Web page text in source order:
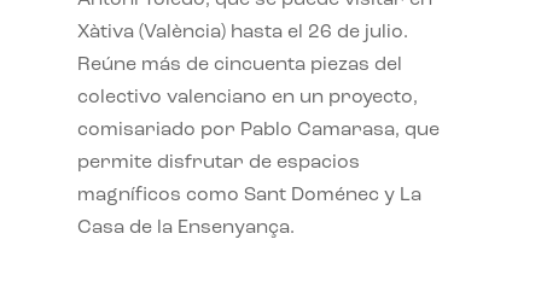
Xàtiva (València) hasta el 26 de julio.
Reúne más de cincuenta piezas del
colectivo valenciano en un proyecto,
comisariado por Pablo Camarasa, que
permite disfrutar de espacios
magníficos como Sant Doménec y La
Casa de la Ensenyança.